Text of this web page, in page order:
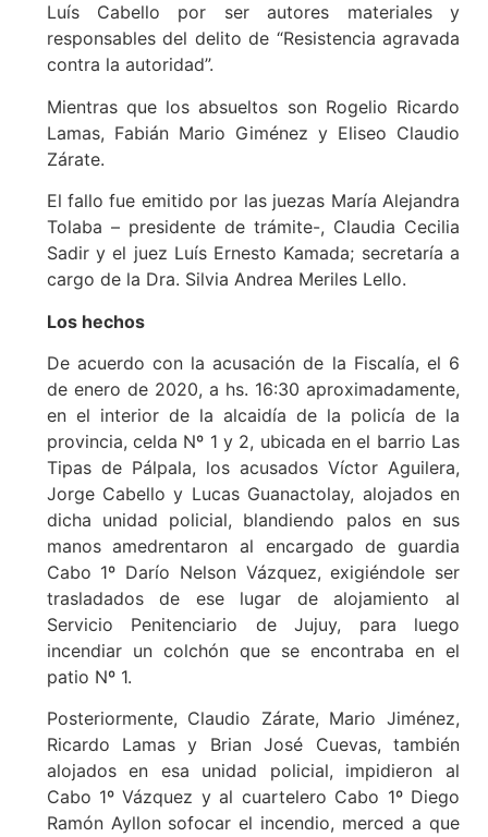
Luís Cabello por ser autores materiales y
responsables del delito de “Resistencia agravada
contra la autoridad”.
Mientras que los absueltos son Rogelio Ricardo
Lamas, Fabián Mario Giménez y Eliseo Claudio
Zárate.
El fallo fue emitido por las juezas María Alejandra
Tolaba – presidente de trámite-, Claudia Cecilia
Sadir y el juez Luís Ernesto Kamada; secretaría a
cargo de la Dra. Silvia Andrea Meriles Lello.
Los hechos
De acuerdo con la acusación de la Fiscalía, el 6
de enero de 2020, a hs. 16:30 aproximadamente,
en el interior de la alcaidía de la policía de la
provincia, celda Nº 1 y 2, ubicada en el barrio Las
Tipas de Pálpala, los acusados Víctor Aguilera,
Jorge Cabello y Lucas Guanactolay, alojados en
dicha unidad policial, blandiendo palos en sus
manos amedrentaron al encargado de guardia
Cabo 1º Darío Nelson Vázquez, exigiéndole ser
trasladados de ese lugar de alojamiento al
Servicio Penitenciario de Jujuy, para luego
incendiar un colchón que se encontraba en el
patio Nº 1.
Posteriormente, Claudio Zárate, Mario Jiménez,
Ricardo Lamas y Brian José Cuevas, también
alojados en esa unidad policial, impidieron al
Cabo 1º Vázquez y al cuartelero Cabo 1º Diego
Ramón Ayllon sofocar el incendio, merced a que